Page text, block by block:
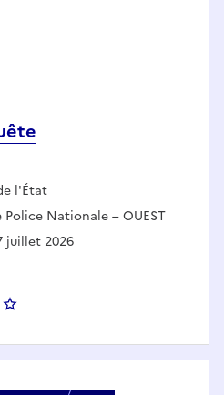
l'État
Nationale – OUEST
juillet 2026
: Assistant d'enquête